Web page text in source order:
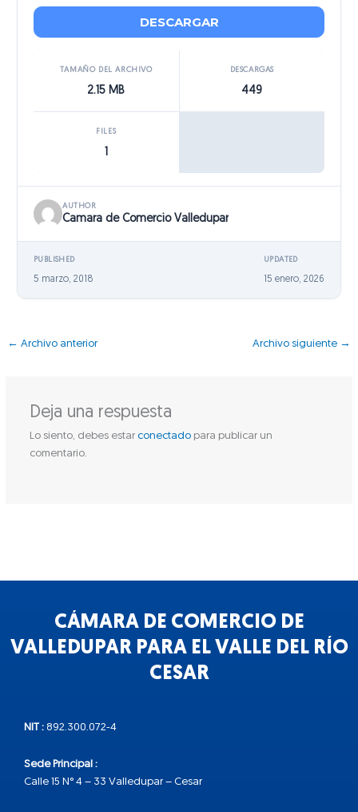
DESCARGAR
TAMAÑO DEL ARCHIVO
2.15 MB
DESCARGAS
449
FILES
AUTHOR
Camara de Comercio Valledupar
PUBLISHED
5 marzo, 2018
UPDATED
15 enero, 2026
← Archivo anterior Archivo siguiente →
Deja una respuesta
Lo siento, debes estar conectadopara publicar un
comentario.
CÁMARA DE COMERCIO DE
VALLEDUPAR PARA EL VALLE DEL RÍO
CESAR
NIT : 892.300.072-4
Sede Principal :
Calle 15 N° 4 – 33 Valledupar – Cesar